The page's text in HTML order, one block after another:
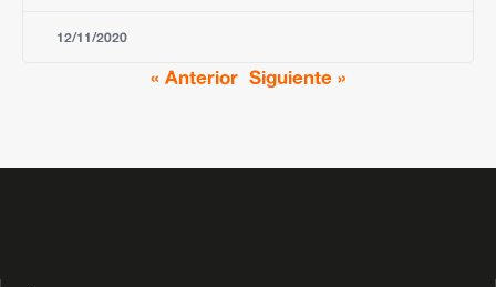
12/11/2020
« Anterior Siguiente »